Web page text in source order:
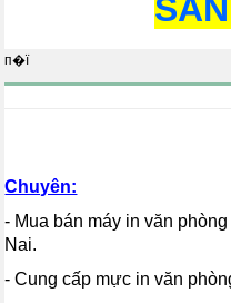
п�ї
Chuyên:
- Mua bán máy in văn
Nai.
- Cung cấp mực in văn